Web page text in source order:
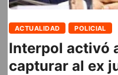
ACTUALIDAD POLICIAL
Interpol activó
capturar al ex